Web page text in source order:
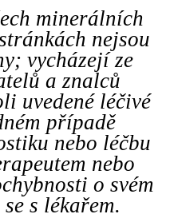
minerálních
nejsou
vycházejí ze
a znalců
uvedené léčivé
případě
nebo léčbu
nebo
o svém
s lékařem.